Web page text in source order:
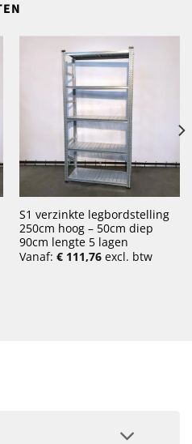
S1 verzinkte legbordstelling
250cm hoog – 50cm diep
90cm lengte 5 lagen
Vanaf: €111,76excl. btw